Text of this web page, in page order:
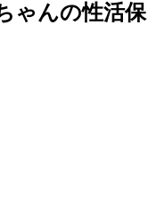
ゃんの性活保